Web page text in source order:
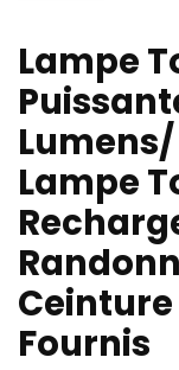
Lampe
Lampe
Fournis